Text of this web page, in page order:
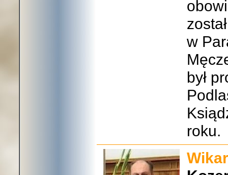
w
był
roku.